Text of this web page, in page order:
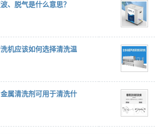
、脱气是什么意思？
机应该如何选择清洗温
属清洗剂可用于清洗什